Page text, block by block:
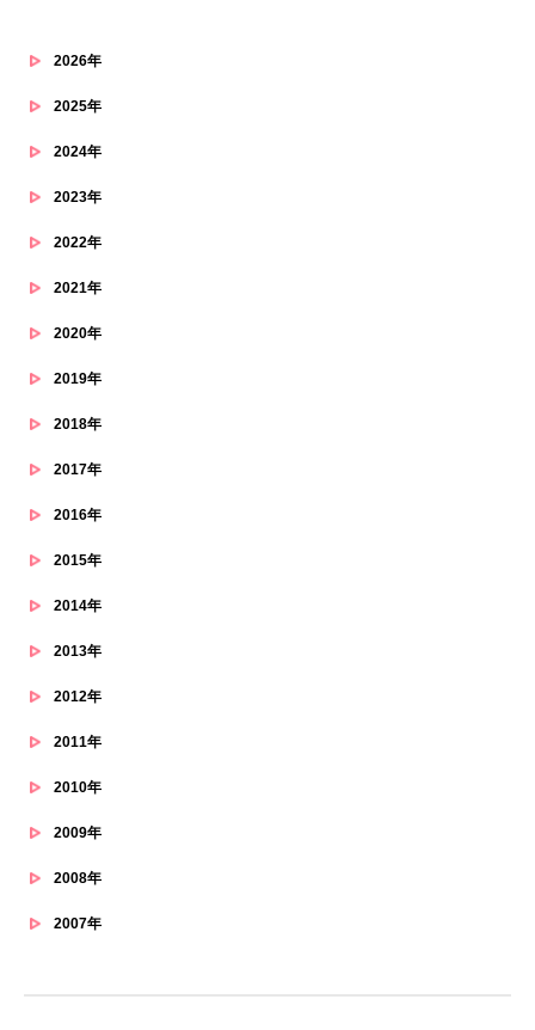
2026年
2025年
2024年
2023年
2022年
2021年
2020年
2019年
2018年
2017年
2016年
2015年
2014年
2013年
2012年
2011年
2010年
2009年
2008年
2007年